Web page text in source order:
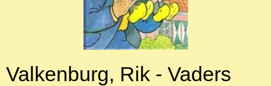
Valkenburg, Rik - Vaders